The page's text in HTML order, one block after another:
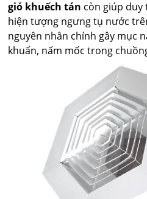
gió khuếch tán còn giúp
hiện tượng ngưng tụ nước
nguyên nhân chính gây mục
khuẩn, nấm mốc trong